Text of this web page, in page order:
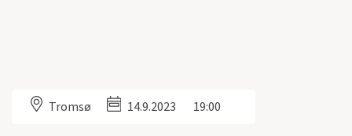
Tromsø 14.9.2023 19:00